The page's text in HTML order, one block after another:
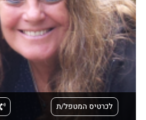
לכרטיס המטפל/ת